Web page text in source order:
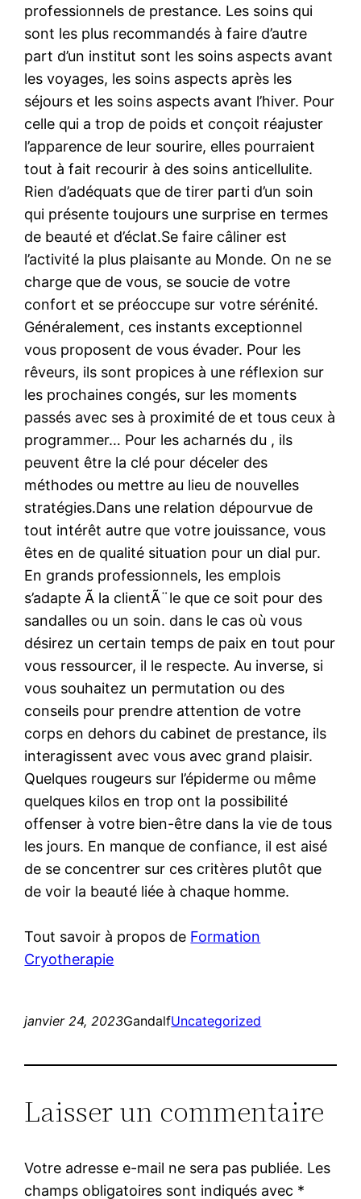
professionnels de prestance. Les soins qui
sont les plus recommandés à faire d’autre
part d’un institut sont les soins aspects avant
les voyages, les soins aspects après les
séjours et les soins aspects avant l’hiver. Pour
celle qui a trop de poids et conçoit réajuster
l’apparence de leur sourire, elles pourraient
tout à fait recourir à des soins anticellulite.
Rien d’adéquats que de tirer parti d’un soin
qui présente toujours une surprise en termes
de beauté et d’éclat.Se faire câliner est
l’activité la plus plaisante au Monde. On ne se
charge que de vous, se soucie de votre
confort et se préoccupe sur votre sérénité.
Généralement, ces instants exceptionnel
vous proposent de vous évader. Pour les
rêveurs, ils sont propices à une réflexion sur
les prochaines congés, sur les moments
passés avec ses à proximité de et tous ceux à
programmer… Pour les acharnés du , ils
peuvent être la clé pour déceler des
méthodes ou mettre au lieu de nouvelles
stratégies.Dans une relation dépourvue de
tout intérêt autre que votre jouissance, vous
êtes en de qualité situation pour un dial pur.
En grands professionnels, les emplois
s’adapte Ã la clientÃ¨le que ce soit pour des
sandalles ou un soin. dans le cas où vous
désirez un certain temps de paix en tout pour
vous ressourcer, il le respecte. Au inverse, si
vous souhaitez un permutation ou des
conseils pour prendre attention de votre
corps en dehors du cabinet de prestance, ils
interagissent avec vous avec grand plaisir.
Quelques rougeurs sur l’épiderme ou même
quelques kilos en trop ont la possibilité
offenser à votre bien-être dans la vie de tous
les jours. En manque de confiance, il est aisé
de se concentrer sur ces critères plutôt que
de voir la beauté liée à chaque homme.
Tout savoir à propos de Formation
Cryotherapie
janvier 24, 2023GandalfUncategorized
Laisser un commentaire
Votre adresse e-mail ne sera pas publiée. Les
champs obligatoires sont indiqués avec *